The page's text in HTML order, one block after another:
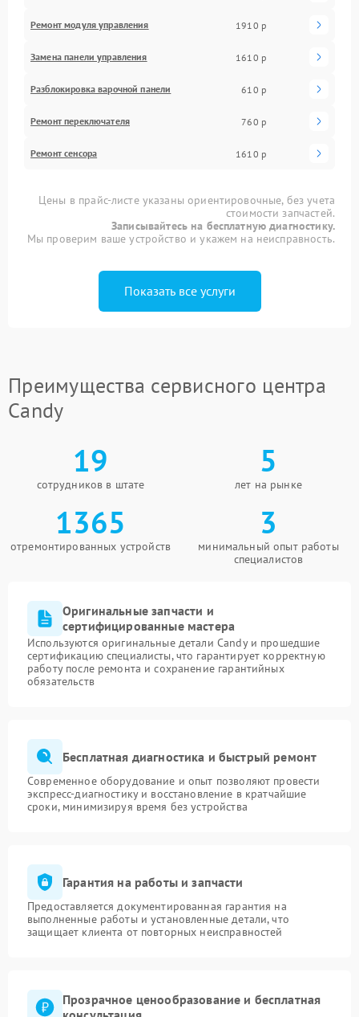
Ремонт модуля управления 1910 р
Замена панели управления 1610 р
Разблокировка варочной панели 610 р
Ремонт переключателя 760 р
Ремонт сенсора 1610 р
Цены в прайс-листе указаны ориентировочные, без учета
стоимости запчастей.
Записывайтесь на бесплатную диагностику.
Мы проверим ваше устройство и укажем на неисправность.
Показать все услуги
Преимущества сервисного центра
Candy
19
сотрудников в штате
5
лет на рынке
1365
отремонтированных устройств
3
минимальный опыт работы
специалистов
Оригинальные запчасти и
сертифицированные мастера
Используются оригинальные детали Candy и прошедшие
сертификацию специалисты, что гарантирует корректную
работу после ремонта и сохранение гарантийных
обязательств
Бесплатная диагностика и быстрый ремонт
Современное оборудование и опыт позволяют провести
экспресс-диагностику и восстановление в кратчайшие
сроки, минимизируя время без устройства
Гарантия на работы и запчасти
Предоставляется документированная гарантия на
выполненные работы и установленные детали, что
защищает клиента от повторных неисправностей
Прозрачное ценообразование и бесплатная